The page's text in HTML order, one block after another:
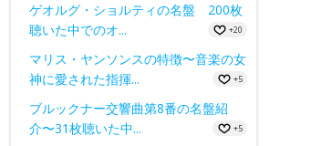
ゲオルグ・ショルティの名盤 200枚
聴いた中でのオ...
+20
マリス・ヤンソンスの特徴〜音楽の女
神に愛された指揮...
+5
ブルックナー交響曲第8番の名盤紹
介〜31枚聴いた中...
+5